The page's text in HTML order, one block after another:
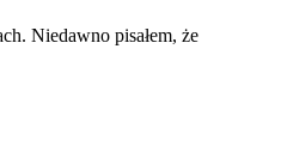
Niedawno pisałem, że